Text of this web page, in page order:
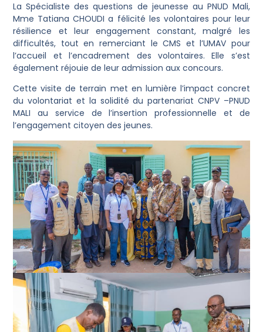
La Spécialiste des questions de jeunesse au PNUD Mali,
Mme Tatiana CHOUDI a félicité les volontaires pour leur
résilience et leur engagement constant, malgré les
difficultés, tout en remerciant le CMS et l’UMAV pour
l’accueil et l’encadrement des volontaires. Elle s’est
également réjouie de leur admission aux concours.
Cette visite de terrain met en lumière l’impact concret
du volontariat et la solidité du partenariat CNPV –PNUD
MALI au service de l’insertion professionnelle et de
l’engagement citoyen des jeunes.